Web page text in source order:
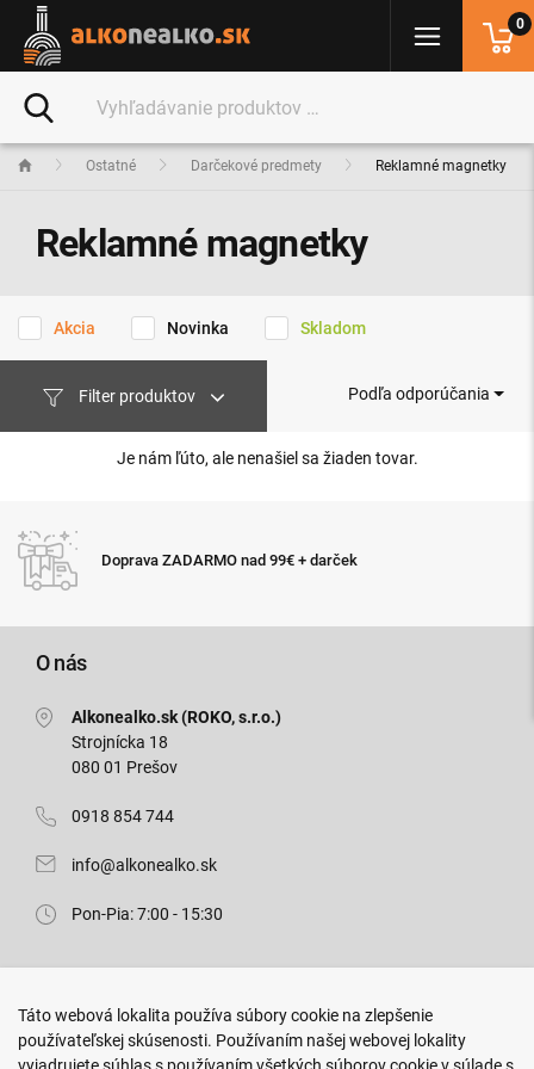
Ostatné Darčekové predmety Reklamné magnetky
Reklamné magnetky
Akcia Novinka Skladom
Filter produktov Podľa odporúčania
Je nám ľúto, ale nenašiel sa žiaden tovar.
ZADARMO nad 99€ + darček
O nás
Alkonealko.sk (ROKO, s.r.o.)
Strojnícka 18
080 01 Prešov
0918 854 744
info@alkonealko.sk
Pon-Pia: 7:00 - 15:30
Arm. gen. Svobodu 23/A
080 01 Prešov
0
Táto webová lokalita používa súbory cookie na zlepšenie
používateľskej skúsenosti. Používaním našej webovej lokality
vyjadrujete súhlas s používaním všetkých súborov cookie v súlade s